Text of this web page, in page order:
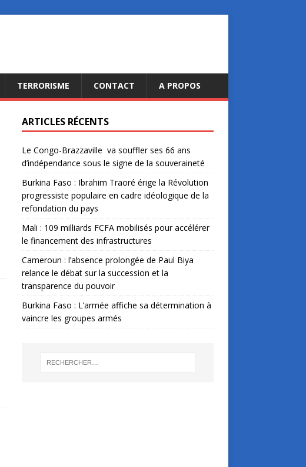
TERRORISME CONTACT A PROPOS
ARTICLES RÉCENTS
Le Congo-Brazzaville va souffler ses 66 ans
d’indépendance sous le signe de la souveraineté
Burkina Faso : Ibrahim Traoré érige la Révolution
progressiste populaire en cadre idéologique de la
refondation du pays
Mali : 109 milliards FCFA mobilisés pour accélérer
le financement des infrastructures
Cameroun : l’absence prolongée de Paul Biya
relance le débat sur la succession et la
transparence du pouvoir
Burkina Faso : L’armée affiche sa détermination à
vaincre les groupes armés